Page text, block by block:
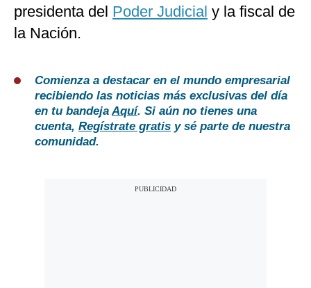
presidenta del Poder Judicial y la fiscal de
la Nación.
Comienza a destacar en el mundo empresarial
recibiendo las noticias más exclusivas del día
en tu bandejaAquí. Si aún no tienes una
cuenta, Regístrate gratis y sé parte de nuestra
comunidad.